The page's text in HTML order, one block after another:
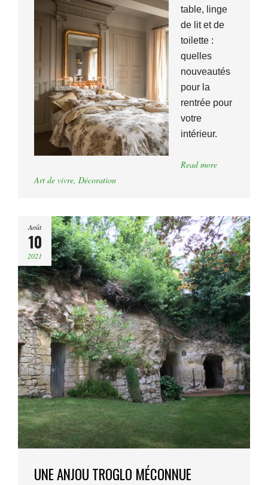
table, linge
de lit et de
toilette :
quelles
nouveautés
pour la
rentrée pour
votre
intérieur.
Read more
Art de vivre, Décoration
Août
10
2021
UNE ANJOU TROGLO MÉCONNUE